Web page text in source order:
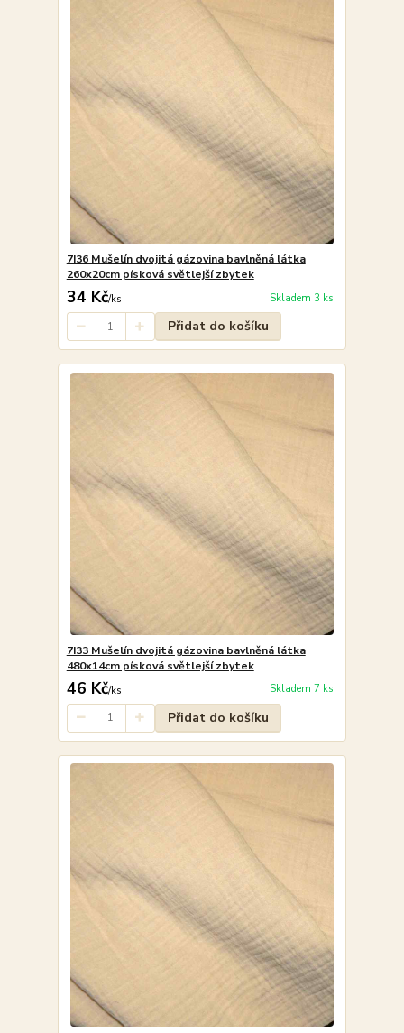
7I36 Mušelín dvojitá gázovina bavlněná látka
260x20cm písková světlejší zbytek
34 Kč/ks Skladem 3 ks
Přidat do košíku
7I33 Mušelín dvojitá gázovina bavlněná látka
480x14cm písková světlejší zbytek
46 Kč/ks Skladem 7 ks
Přidat do košíku